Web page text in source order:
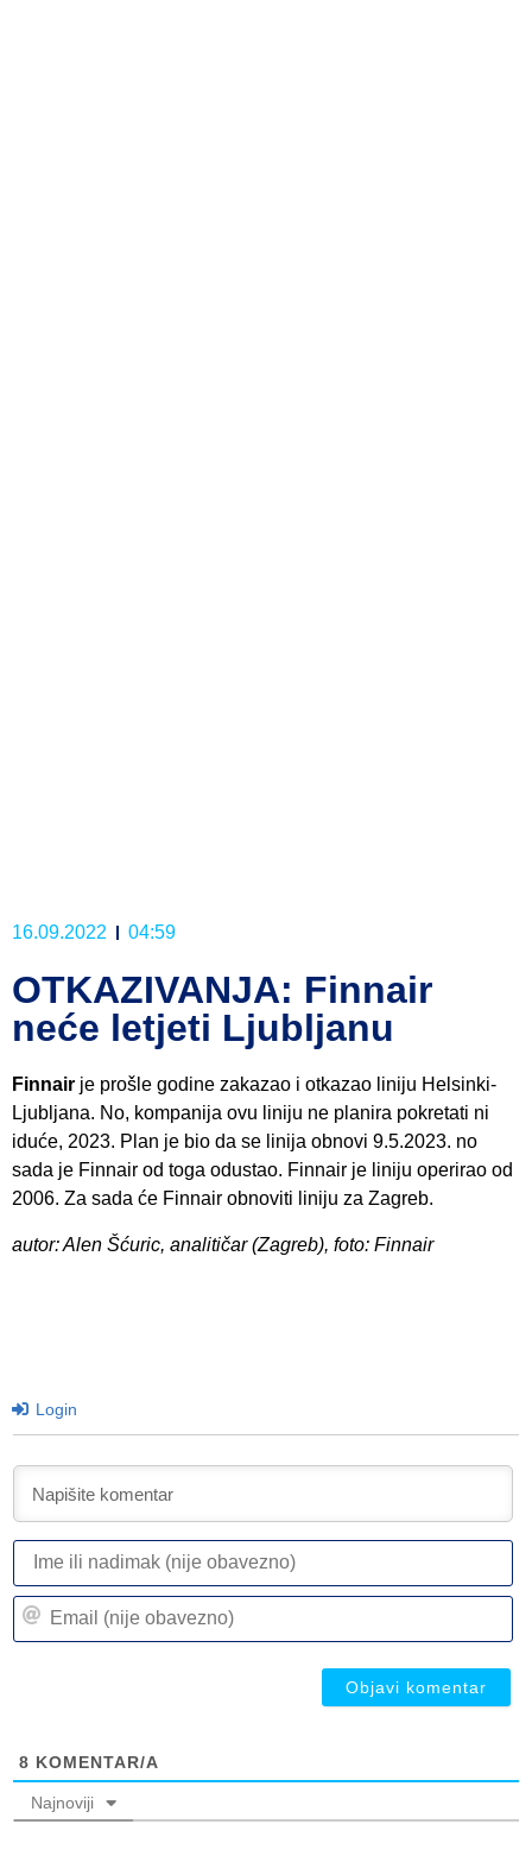
16.09.2022 04:59
OTKAZIVANJA: Finnair
neće letjeti Ljubljanu
Finnair je prošle godine zakazao i otkazao liniju Helsinki-
Ljubljana. No, kompanija ovu liniju ne planira pokretati ni
iduće, 2023. Plan je bio da se linija obnovi 9.5.2023. no
sada je Finnair od toga odustao. Finnair je liniju operirao od
2006. Za sada će Finnair obnoviti liniju za Zagreb.
autor: Alen Šćuric, analitičar (Zagreb), foto: Finnair
Login
8 KOMENTAR/A
Najnoviji